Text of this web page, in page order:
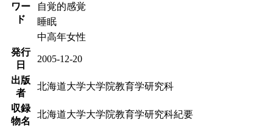
ワー
ド
自覚的感覚
睡眠
中高年女性
発行
日
2005-12-20
出版
者
北海道大学大学院教育学研究科
収録
物名
北海道大学大学院教育学研究科紀要